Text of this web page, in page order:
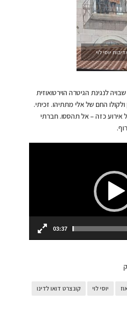
יוסי לוי
לנגינת הגיטרה הוירטואוזית
ולקולו החם של אלי מתתיהו. זכיתי.
אירוע כזה – אל תהססו. חברתי
03:37
יוסי לוי קונצרט דואו לדינו